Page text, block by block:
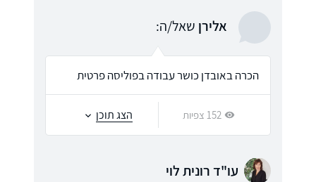
אלירן שאל/ה:
הכרה באובדן כושר עבודה בפוליסה פרטית
152 צפיות הצג תוכן
עו"ד רונית לוי